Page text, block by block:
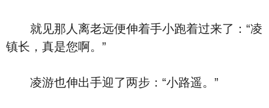
就见那人离老远便伸着手小跑着过来了：“凌
镇长，真是您啊。”
凌游也伸出手迎了两步：“小路遥。”